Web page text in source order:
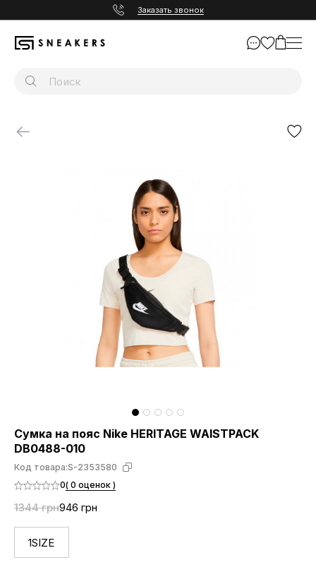
Заказать звонок
Сумка на пояс Nike HERITAGE WAISTPACK
DB0488-010
Код товара:S-2353580
0( 0 оценок )
1344 грн946 грн
1SIZE